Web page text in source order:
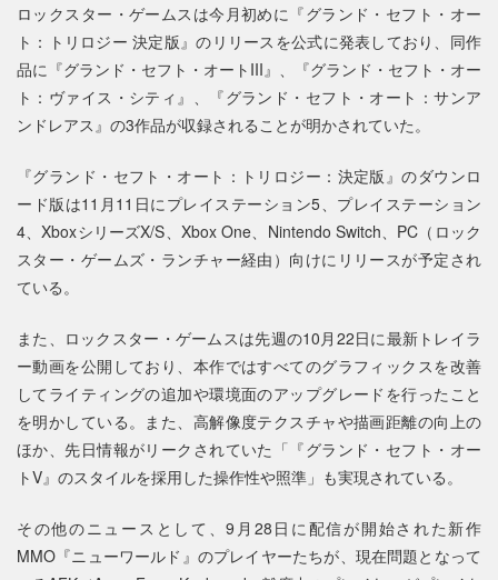
ロックスター・ゲームスは今月初めに『グランド・セフト・オー
ト：トリロジー 決定版』のリリースを公式に発表しており、同作
品に『グランド・セフト・オートIII』、『グランド・セフト・オー
ト：ヴァイス・シティ』、『グランド・セフト・オート：サンア
ンドレアス』の3作品が収録されることが明かされていた。
『グランド・セフト・オート：トリロジー：決定版』のダウンロ
ード版は11月11日にプレイステーション5、プレイステーション
4、XboxシリーズX/S、Xbox One、Nintendo Switch、PC（ロック
スター・ゲームズ・ランチャー経由）向けにリリースが予定され
ている。
また、ロックスター・ゲームスは先週の10月22日に最新トレイラ
ー動画を公開しており、本作ではすべてのグラフィックスを改善
してライティングの追加や環境面のアップグレードを行ったこと
を明かしている。また、高解像度テクスチャや描画距離の向上の
ほか、先日情報がリークされていた「『グランド・セフト・オー
トV』のスタイルを採用した操作性や照準」も実現されている。
その他のニュースとして、9月28日に配信が開始された新作
MMO『ニューワールド』のプレイヤーたちが、現在問題となって